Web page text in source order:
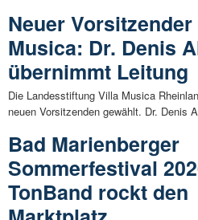
Neuer
Musica: Dr. Denis
übernimmt Leitung
Die Landesstiftung Villa Musica
neuen Vorsitzenden gewählt. Dr. Denis
Bad Marienberger
Sommerfestival
TonBand rockt den